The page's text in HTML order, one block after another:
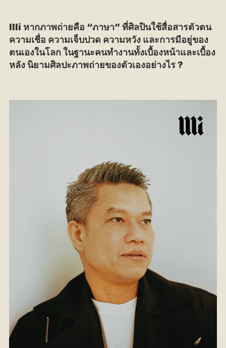
llli หากภาพถ่ายคือ “ภาษา” ที่ศิลปินใช้สื่อสารตัวตน
ความเชื่อ ความเจ็บปวด ความหวัง และการมีอยู่ของ
ตนเองในโลก ในฐานะคนทำงานทั้งเบื้องหน้าและเบื้อง
หลัง นิยามศิลปะภาพถ่ายของตัวเองอย่างไร ?